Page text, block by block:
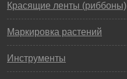
Красящие ленты (риббоны)
Маркировка растений
Инструменты